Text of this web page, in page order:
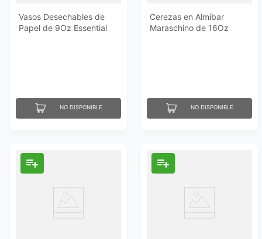
Vasos Desechables de
Papel de 9Oz Essential
NO DISPONIBLE
Cerezas en Almíbar
Maraschino de 16Oz
NO DISPONIBLE